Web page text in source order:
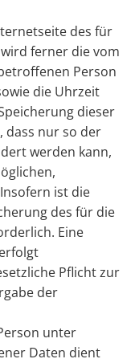
des für
ferner die vom
Person
die Uhrzeit
dieser
dass nur so der
werden kann,
ist die
des für die
Eine
Pflicht zur
der
unter
Daten dient